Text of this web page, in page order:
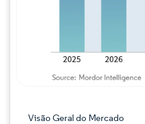
Visão Geral do Mercado